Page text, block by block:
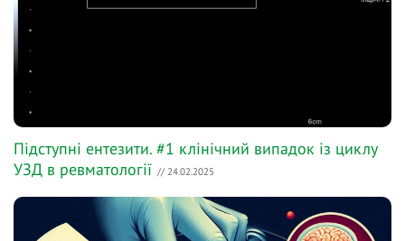
Підступні ентезити. #1 клінічний випадок із циклу
УЗД в ревматології // 24.02.2025